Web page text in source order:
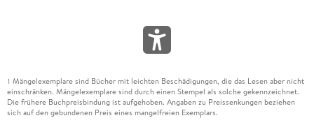
1 Mängelexemplare sind Bücher mit leichten Beschädigungen, die das Lesen aber nicht
einschränken. Mängelexemplare sind durch einen Stempel als solche gekennzeichnet.
Die frühere Buchpreisbindung ist aufgehoben. Angaben zu Preissenkungen beziehen
sich auf den gebundenen Preis eines mangelfreien Exemplars.